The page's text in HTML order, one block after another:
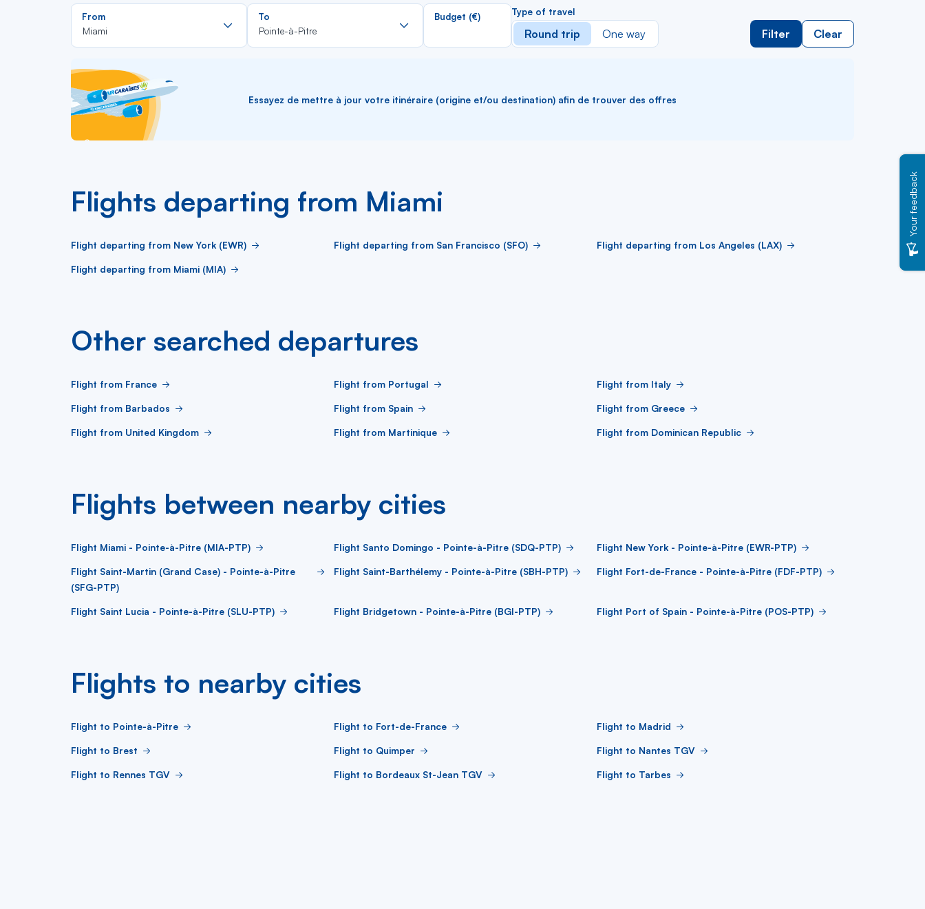
From
Miami
Rechercher
dans
la
To
Pointe-à-Pitre
Rechercher
la
Budget (€) Type of travel
Round trip One way Filter Clear
Essayez de mettre à jour votre itinéraire (origine et/ou destination) afin de trouver des offres
Flights departing from Miami
Flight departing from New York (EWR) Flight departing from San Francisco (SFO) Flight departing from Los Angeles (LAX)
Flight departing from Miami (MIA)
Other searched departures
Flight from France Flight from Portugal Flight from Italy
Flight from Barbados Flight from Spain Flight from Greece
Flight from United Kingdom Flight from Martinique Flight from Dominican Republic
Flights between nearby cities
Flight Miami - Pointe-à-Pitre (MIA-PTP) Flight Santo Domingo - Pointe-à-Pitre (SDQ-PTP) Flight New York - Pointe-à-Pitre (EWR-PTP)
Flight Saint-Martin (Grand Case) - Pointe-à-Pitre
(SFG-PTP)
Flight Saint-Barthélemy - Pointe-à-Pitre (SBH-PTP) Flight Fort-de-France - Pointe-à-Pitre (FDF-PTP)
Flight Saint Lucia - Pointe-à-Pitre (SLU-PTP) Flight Bridgetown - Pointe-à-Pitre (BGI-PTP) Flight Port of Spain - Pointe-à-Pitre (POS-PTP)
Flights to nearby cities
Flight to Pointe-à-Pitre Flight to Fort-de-France Flight to Madrid
Flight to Brest Flight to Quimper Flight to Nantes TGV
Flight to Rennes TGV Flight to Bordeaux St-Jean TGV Flight to Tarbes
Your feedback